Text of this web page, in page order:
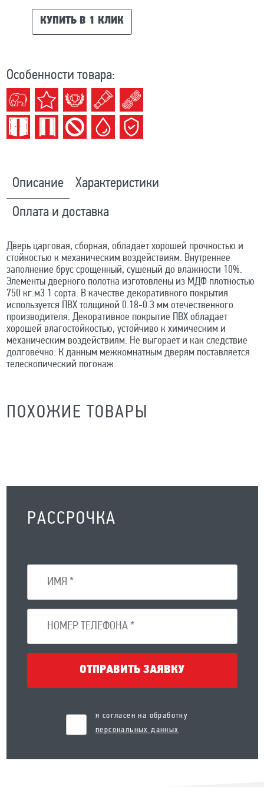
КУПИТЬ В 1 КЛИК
Особенности товара:
Описание Характеристики
Оплата и доставка
Дверь царговая, сборная, обладает хорошей прочностью и
стойкостью к механическим воздействиям. Внутреннее
заполнение брус срощенный, сушеный до влажности 10%.
Элементы дверного полотна изготовлены из МДФ плотностью
750 кг.м3 1 сорта. В качестве декоративного покрытия
используется ПВХ толщиной 0.18-0.3 мм отечественного
производителя. Декоративное покрытие ПВХ обладает
хорошей влагостойкостью, устойчиво к химическим и
механическим воздействиям. Не выгорает и как следствие
долговечно. К данным межкомнатным дверям поставляется
телескопический погонаж.
ПОХОЖИЕ ТОВАРЫ
РАССРОЧКА
ОТПРАВИТЬ ЗАЯВКУ
я согласен на обработку
персональных данных